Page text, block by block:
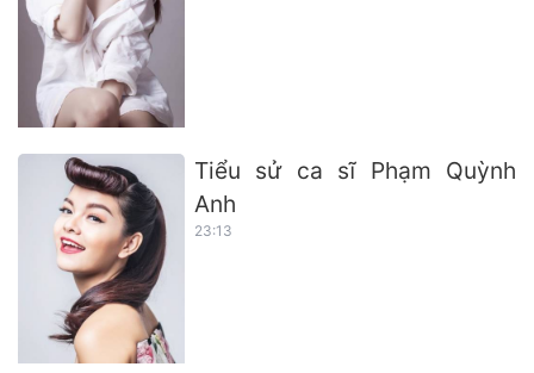
Tiểu sử ca sĩ Phạm Quỳnh
Anh
23:13